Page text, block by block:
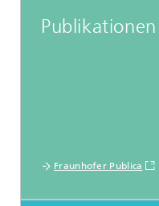
Publikationen
Fraunhofer Publica